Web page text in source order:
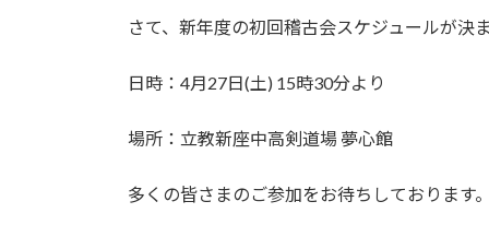
さて、新年度の初回稽古会スケジュールが決
日時：4月27日(土) 15時30分より
場所：立教新座中高剣道場 夢心館
多くの皆さまのご参加をお待ちしております。